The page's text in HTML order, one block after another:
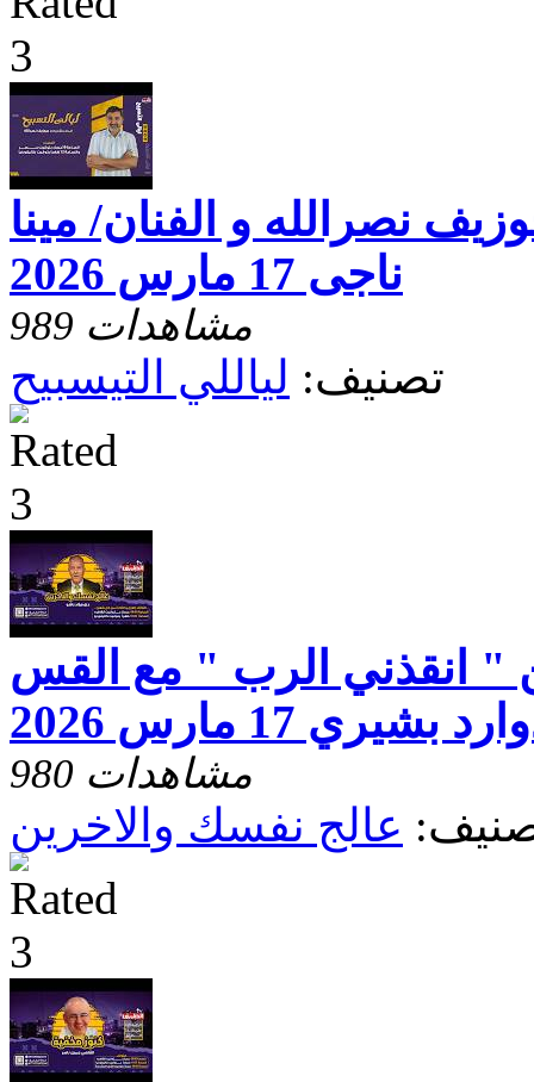
نصرالله و الفنان/ مينا
ناجى 17 مارس 2026
989 مشاهدات
تصنيف: لياللي التيسبيح
" انقذني الرب " مع القس
17 مارس 2026
980 مشاهدات
عالج نفسك والاخرين